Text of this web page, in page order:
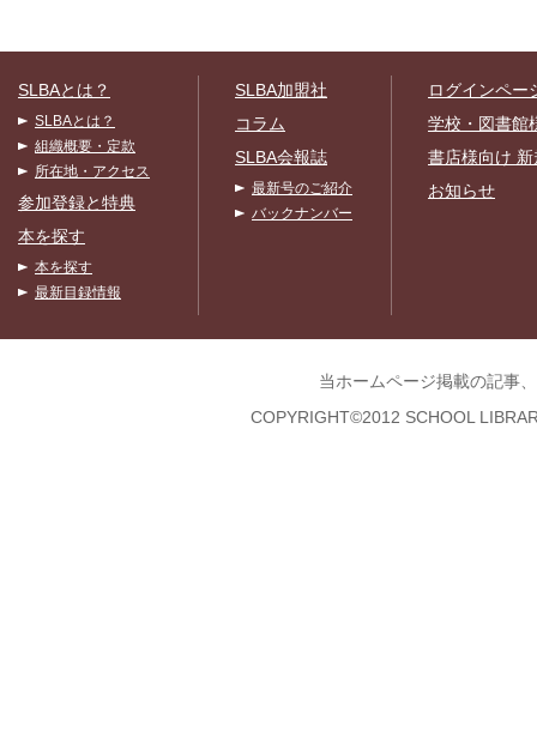
SLBAとは？
SLBAとは？
組織概要・定款
所在地・アクセス
参加登録と特典
本を探す
本を探す
最新目録情報
SLBA加盟社
コラム
SLBA会報誌
最新号のご紹介
バックナンバー
ログインペー
学校・図書館
書店様向け
お知らせ
当ホームページ掲載の記事
COPYRIGHT©2012 SCHOOL